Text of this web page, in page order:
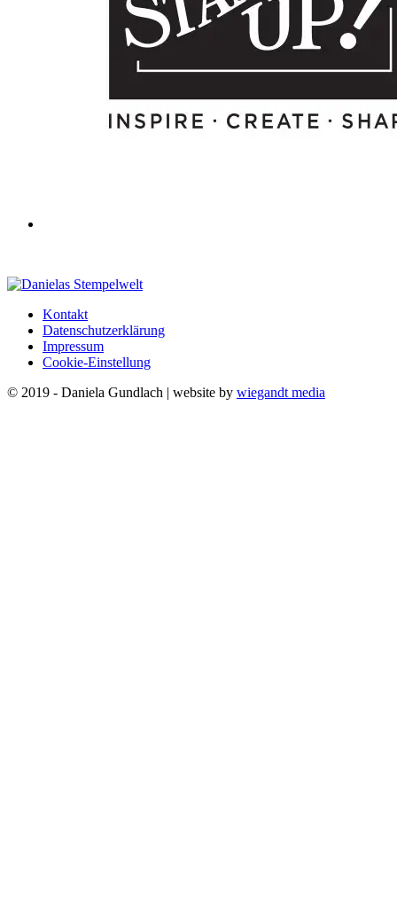
Kontakt
Datenschutzerklärung
Impressum
Cookie-Einstellung
© 2019 - Daniela Gundlach | website by wiegandt media